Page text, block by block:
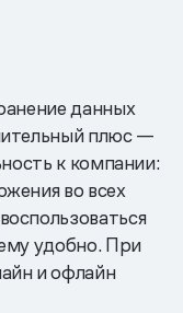
данных
плюс —
к компании:
во всех
удобно. При
и офлайн